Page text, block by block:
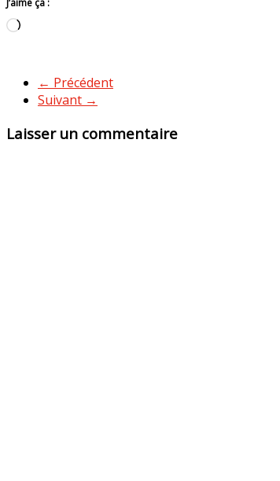
J’aime ça :
Chargement…
← Précédent
Suivant →
Laisser un commentaire